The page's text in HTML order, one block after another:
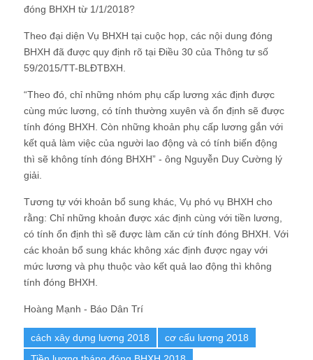
đóng BHXH từ 1/1/2018?
Theo đại diện Vụ BHXH tại cuộc họp, các nội dung đóng
BHXH đã được quy định rõ tại Điều 30 của Thông tư số
59/2015/TT-BLĐTBXH.
“Theo đó, chỉ những nhóm phụ cấp lương xác định được
cùng mức lương, có tính thường xuyên và ổn định sẽ được
tính đóng BHXH. Còn những khoản phụ cấp lương gắn với
kết quả làm việc của người lao động và có tính biến động
thì sẽ không tính đóng BHXH” - ông Nguyễn Duy Cường lý
giải.
Tương tự với khoản bổ sung khác, Vụ phó vụ BHXH cho
rằng: Chỉ những khoản được xác định cùng với tiền lương,
có tính ổn định thì sẽ được làm căn cứ tính đóng BHXH. Với
các khoản bổ sung khác không xác định được ngay với
mức lương và phụ thuộc vào kết quả lao động thì không
tính đóng BHXH.
Hoàng Mạnh - Báo Dân Trí
cách xây dựng lương 2018
cơ cấu lương 2018